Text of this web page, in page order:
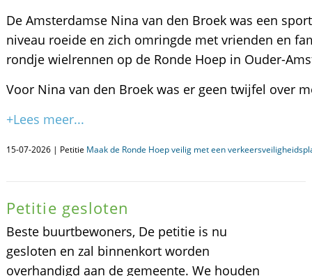
De Amsterdamse Nina van den Broek was een
niveau roeide en zich omringde met vrienden en
rondje wielrennen op de Ronde Hoep in Ouder-
Voor Nina van den Broek was er geen twijfel over
+Lees meer...
15-07-2026 | Petitie Maak de Ronde Hoep veilig met een
Petitie gesloten
Beste buurtbewoners, De petitie is nu
gesloten en zal binnenkort worden
overhandigd aan de gemeente. We houden